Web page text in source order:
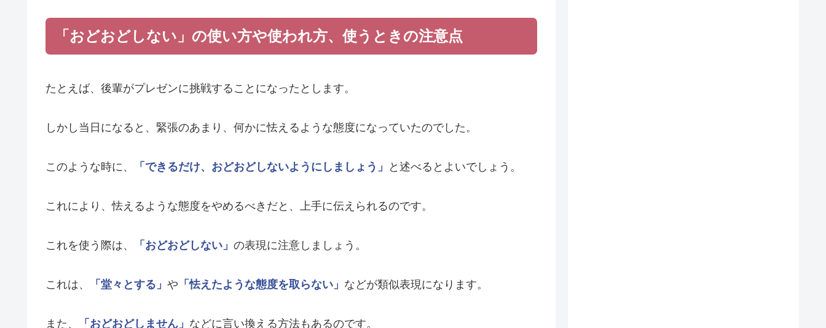
「おどおどしない」の使い方や使われ方、使うときの注意点
たとえば、後輩がプレゼンに挑戦することになったとします。
しかし当日になると、緊張のあまり、何かに怯えるような態度になっていたのでした。
このような時に、 「できるだけ、おどおどしないようにしましょう」 と述べるとよいでしょう。
これにより、怯えるような態度をやめるべきだと、上手に伝えられるのです。
これを使う際は、 「おどおどしない」 の表現に注意しましょう。
これは、 「堂々とする」 や 「怯えたような態度を取らない」 などが類似表現になります。
また、 「おどおどしません」 などに言い換える方法もあるのです。